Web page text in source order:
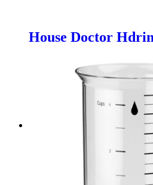
House Doctor